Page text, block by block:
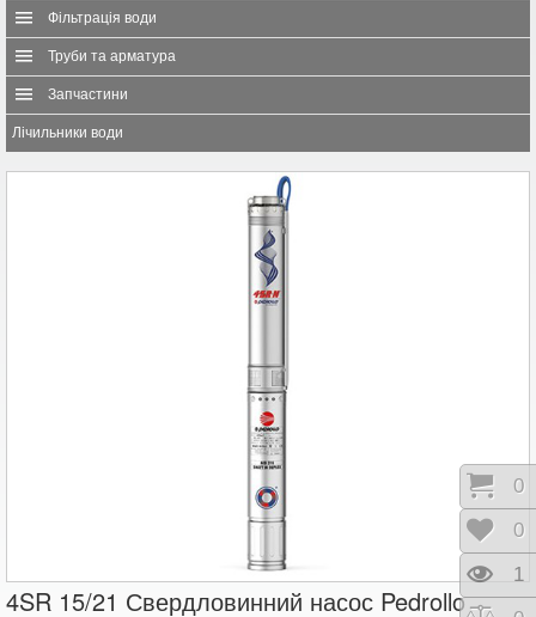
Фільтрація води
Труби та арматура
Запчастини
Лічильники води
4SR 15/21 Свердловинний насос Pedrollo
0
0
1